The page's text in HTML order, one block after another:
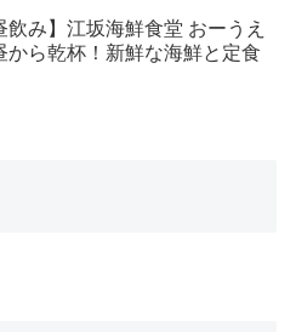
飲み】江坂海鮮食堂 おーうえ
から乾杯！新鮮な海鮮と定食